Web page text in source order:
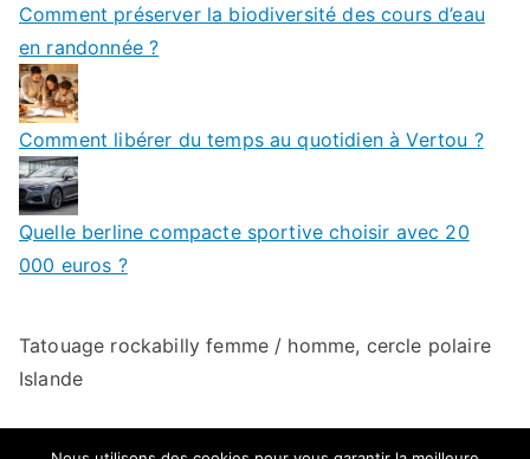
Comment préserver la biodiversité des cours d’eau
en randonnée ?
Comment libérer du temps au quotidien à Vertou ?
Quelle berline compacte sportive choisir avec 20
000 euros ?
Tatouage rockabilly femme / homme, cercle polaire
Islande